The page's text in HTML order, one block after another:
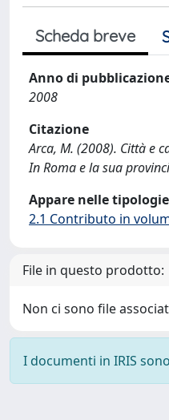
Scheda breve
Anno di
2008
Citazione
Arca, M. (2008). Città e
In Roma e la sua
Appare nelle
2.1 Contributo in
File in questo prodotto:
Non ci sono file
I documenti in IRIS